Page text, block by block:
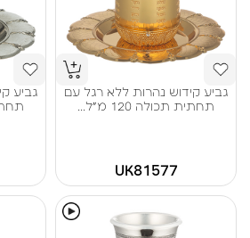
גביע קידוש נהרות ללא רגל עם
תחתית תכולה 120 מ"ל...
UK81577
גביע
תחתית